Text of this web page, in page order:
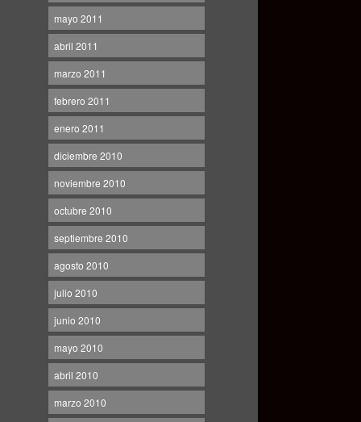
mayo 2011
abril 2011
marzo 2011
febrero 2011
enero 2011
diciembre 2010
noviembre 2010
octubre 2010
septiembre 2010
agosto 2010
julio 2010
junio 2010
mayo 2010
abril 2010
marzo 2010